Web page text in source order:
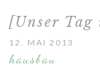
[Unser
12. MAI 2013
hausbau